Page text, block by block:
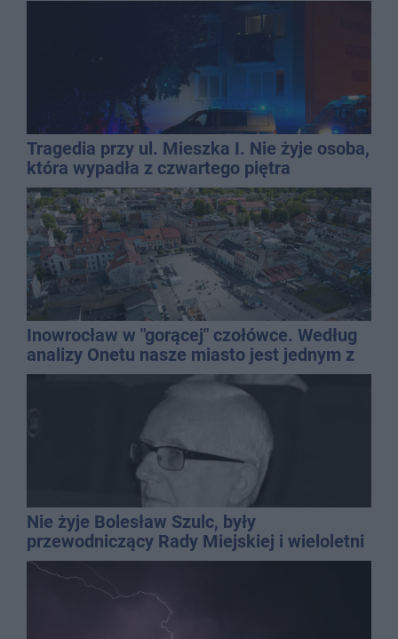
Tragedia przy ul. Mieszka I. Nie żyje osoba,
która wypadła z czwartego piętra
Inowrocław w "gorącej" czołówce. Według
analizy Onetu nasze miasto jest jednym z
najbardziej narażonych na upały
Nie żyje Bolesław Szulc, były
przewodniczący Rady Miejskiej i wieloletni
dyrektor SP 14